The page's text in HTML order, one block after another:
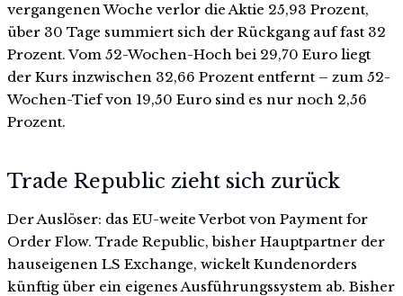
vergangenen Woche verlor die Aktie 25,93 Prozent,
über 30 Tage summiert sich der Rückgang auf fast 32
Prozent. Vom 52-Wochen-Hoch bei 29,70 Euro liegt
der Kurs inzwischen 32,66 Prozent entfernt – zum 52-
Wochen-Tief von 19,50 Euro sind es nur noch 2,56
Prozent.
Trade Republic zieht sich zurück
Der Auslöser: das EU-weite Verbot von Payment for
Order Flow. Trade Republic, bisher Hauptpartner der
hauseigenen LS Exchange, wickelt Kundenorders
künftig über ein eigenes Ausführungssystem ab. Bisher